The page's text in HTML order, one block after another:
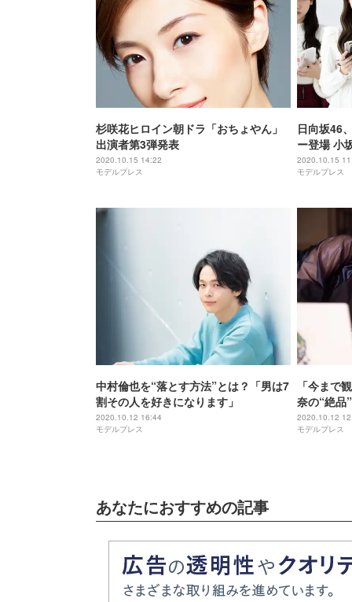
杉咲花ヒロイン朝ドラ「おちょやん」
出演者第3弾発表
2020.10.15 14:22
モデルプレス
日向坂46
ー登場 小
2020.10.15
モデルプレス
中村倫也を“落とす方法”とは？「男は7
割その人を好きになります」
2020.10.12 16:44
モデルプレス
「今まで
奈の“絶品
場面写真
2020.10.12
モデルプレス
あなたにおすすめの記事